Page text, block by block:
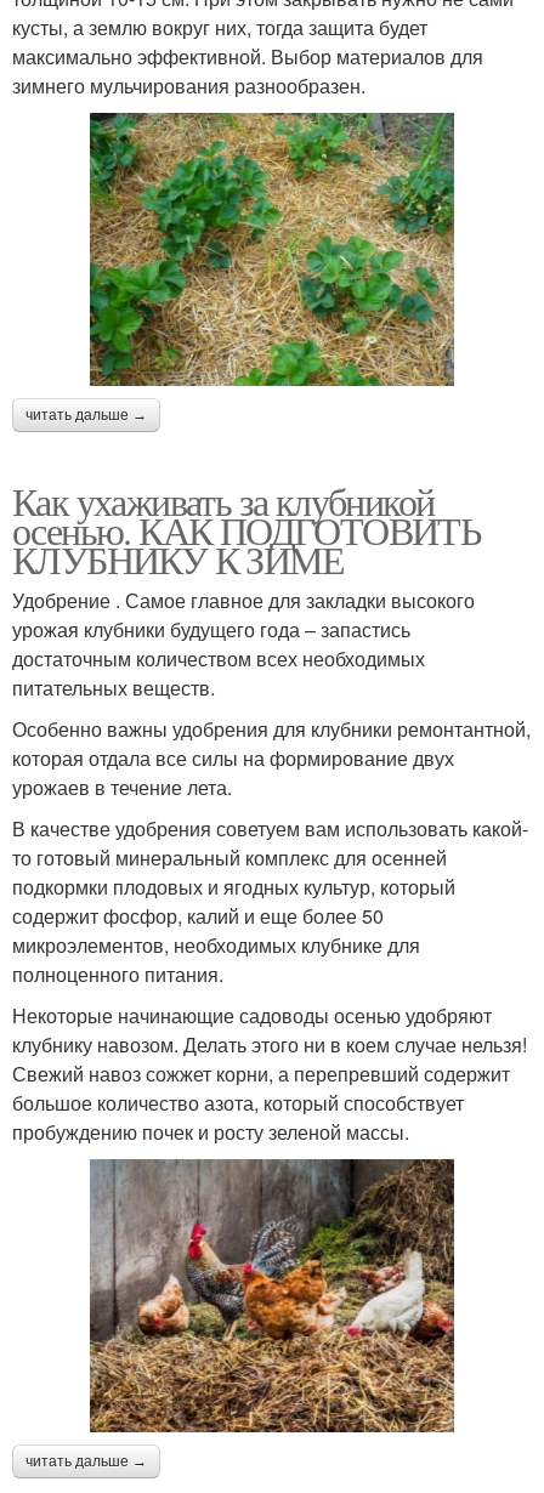
кусты, а землю вокруг них, тогда защита будет
максимально эффективной. Выбор материалов для
зимнего мульчирования разнообразен.
читать дальше →
Как ухаживать за клубникой
осенью. КАК ПОДГОТОВИТЬ
КЛУБНИКУ К ЗИМЕ
Удобрение . Самое главное для закладки высокого
урожая клубники будущего года – запастись
достаточным количеством всех необходимых
питательных веществ.
Особенно важны удобрения для клубники ремонтантной,
которая отдала все силы на формирование двух
урожаев в течение лета.
В качестве удобрения советуем вам использовать какой-
то готовый минеральный комплекс для осенней
подкормки плодовых и ягодных культур, который
содержит фосфор, калий и еще более 50
микроэлементов, необходимых клубнике для
полноценного питания.
Некоторые начинающие садоводы осенью удобряют
клубнику навозом. Делать этого ни в коем случае нельзя!
Свежий навоз сожжет корни, а перепревший содержит
большое количество азота, который способствует
пробуждению почек и росту зеленой массы.
читать дальше →